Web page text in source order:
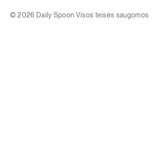
© 2026 Daily Spoon Visos teisės saugomos